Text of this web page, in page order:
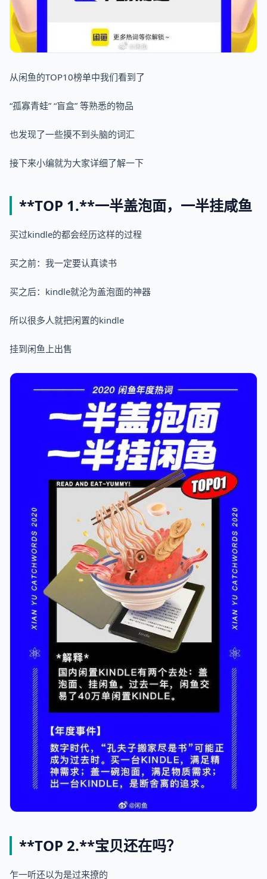
从闲鱼的TOP10榜单中我们看到了
“孤寡青蛙” “盲盒” 等熟悉的物品
也发现了一些摸不到头脑的词汇
接下来小编就为大家详细了解一下
**TOP 1.**一半盖泡面，一半挂咸鱼
买过kindle的都会经历这样的过程
买之前：我一定要认真读书
买之后：kindle就沦为盖泡面的神器
所以很多人就把闲置的kindle
挂到闲鱼上出售
**TOP 2.**宝贝还在吗？
乍一听还以为是过来撩的